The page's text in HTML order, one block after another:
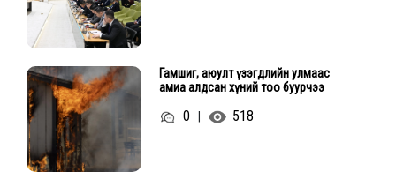
Гамшиг, аюулт үзэгдлийн улмаас
амиа алдсан хүний тоо буурчээ
0 518